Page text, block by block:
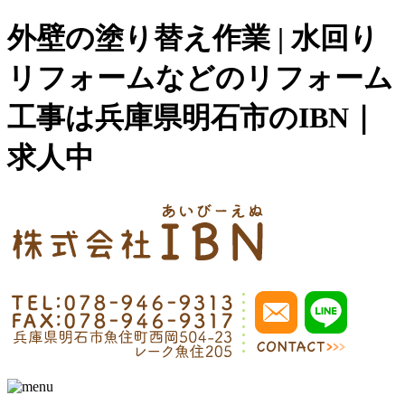
外壁の塗り替え作業 | 水回り
リフォームなどのリフォーム
工事は兵庫県明石市のIBN｜
求人中